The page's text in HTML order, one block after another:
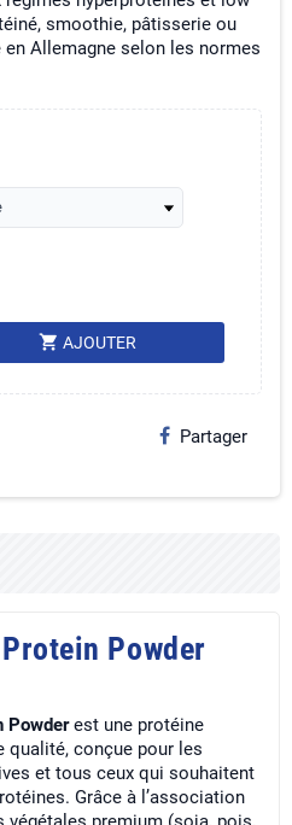
smoothie, pâtisserie ou
Allemagne selon les normes
shopping_cart AJOUTER
Partager
Powder
Powderest une protéine
qualité, conçue pour les
et tous ceux qui souhaitent
Grâce à l’association